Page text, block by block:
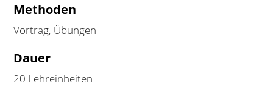
Methoden
Vortrag, Übungen
Dauer
20 Lehreinheiten